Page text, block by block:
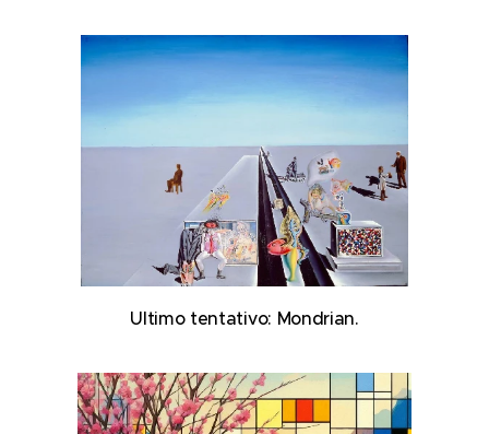
Ultimo tentativo: Mondrian.